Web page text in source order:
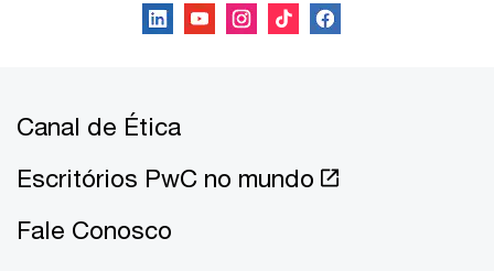
Canal de Ética
Escritórios PwC no mundo
Fale Conosco